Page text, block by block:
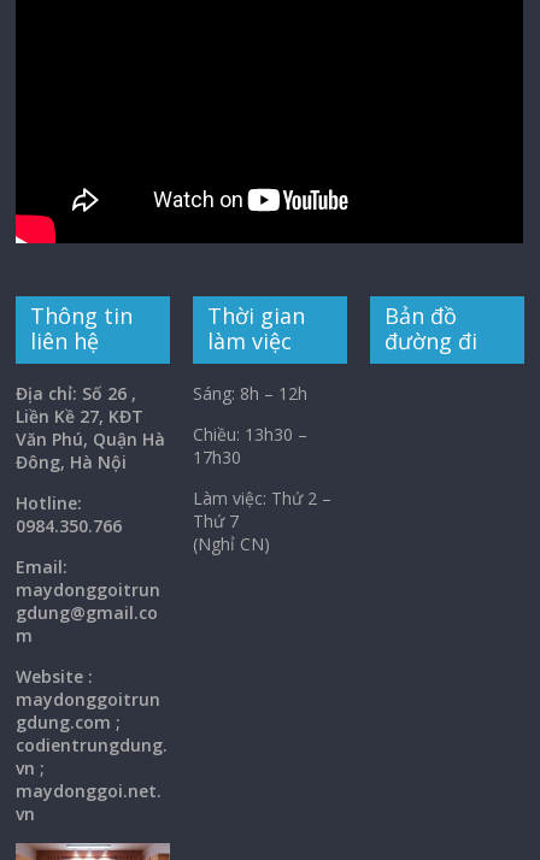
Thông tin
liên hệ
Địa chỉ: Số 26 ,
Liền Kề 27, KĐT
Văn Phú, Quận Hà
Đông, Hà Nội
Hotline:
0984.350.766
Email:
maydonggoitrun
gdung@gmail.co
m
Website :
maydonggoitrun
gdung.com ;
codientrungdung.
vn ;
maydonggoi.net.
vn
Thời gian
làm việc
Sáng: 8h – 12h
Chiều: 13h30 –
17h30
Làm việc: Thứ 2 –
Thứ 7
(Nghỉ CN)
Bản đồ
đường đi